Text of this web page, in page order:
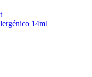
14ml